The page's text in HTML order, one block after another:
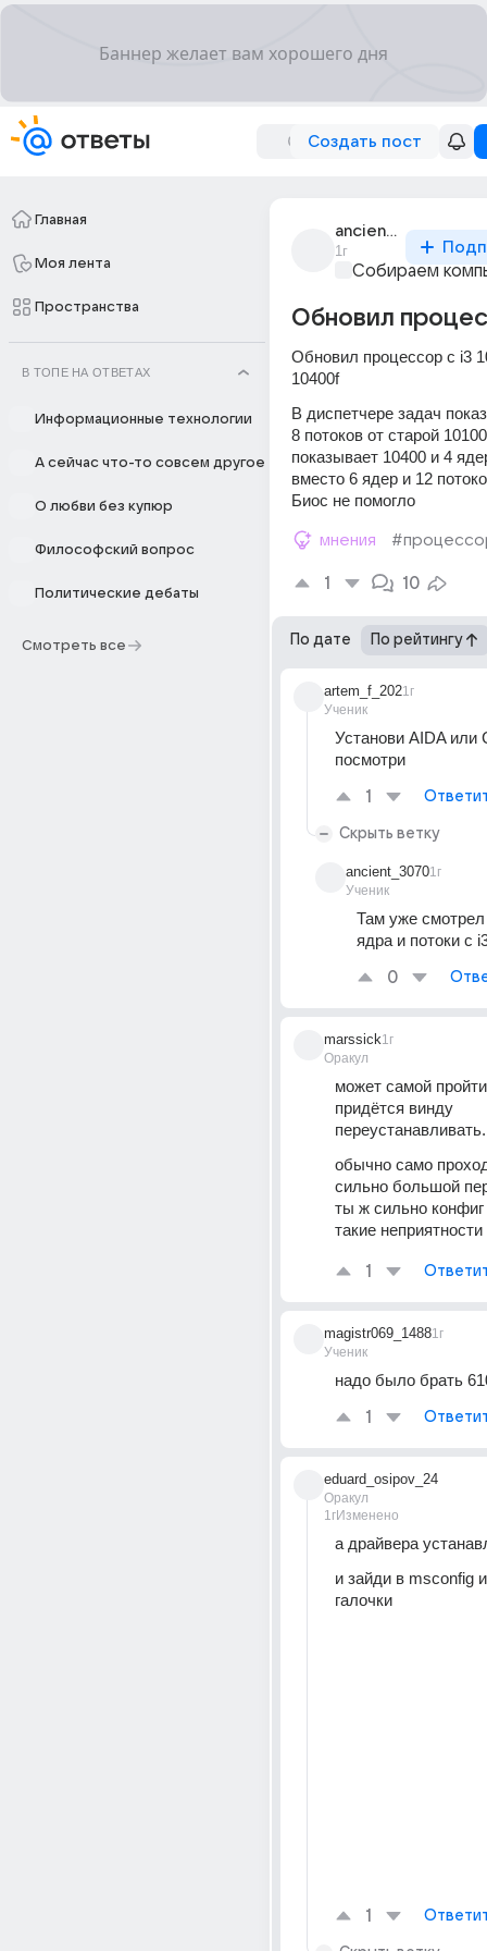
Создать пост
Главная
Моя лента
Пространства
В ТОПЕ НА ОТВЕТАХ
Информационные технологии
А сейчас что-то совсем другое
О любви без купюр
Философский вопрос
Политические дебаты
Смотреть все
ancient_3070
1г
Собираем
Обновил
Обновил процессор с i3
10400f
В диспетчере задач
8 потоков от старой
показывает 10400 и 4
вместо 6 ядер и 12
Биос не помогло
мнения
1 10
По дате По рейтингу
artem_f_202
Ученик
1г
Установи AIDA или
посмотри
1
Скрыть ветку
ancient_3070
Ученик
1г
Там уже смотрел
ядра и потоки с
0
marssick
Оракул
1г
может самой
придётся винду
обычно само
сильно большой
ты ж сильно
такие
1
magistr069_1488
Ученик
1г
надо было брать
1
eduard_osipov_24
Оракул
1гИзменено
а драйвера
и зайди в msconfig
галочки
1